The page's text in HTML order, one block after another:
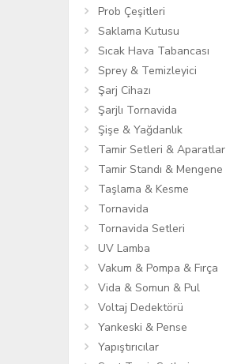
Prob Çeşitleri
Saklama Kutusu
Sıcak Hava Tabancası
Sprey & Temizleyici
Şarj Cihazı
Şarjlı Tornavida
Şişe & Yağdanlık
Tamir Setleri & Aparatlar
Tamir Standı & Mengene
Taşlama & Kesme
Tornavida
Tornavida Setleri
UV Lamba
Vakum & Pompa & Fırça
Vida & Somun & Pul
Voltaj Dedektörü
Yankeski & Pense
Yapıştırıcılar